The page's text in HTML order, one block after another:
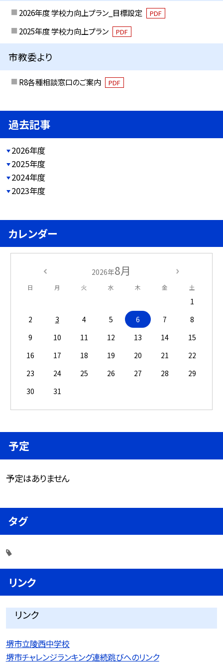
2026年度 学校力向上プラン_目標設定 PDF
2025年度 学校力向上プラン PDF
市教委より
R8各種相談窓口のご案内 PDF
過去記事
2026年度
2025年度
2024年度
2023年度
カレンダー
2026年8月
日 月 火 水 木 金 土
1
2
3 4 5 6 7
8
9
10 11 12 13 14
15
16
17 18 19 20 21
22
23
24 25 26 27 28
29
30
31
予定
予定はありません
タグ
リンク
リンク
堺市立陵西中学校
堺市チャレンジランキング連続跳びへのリンク